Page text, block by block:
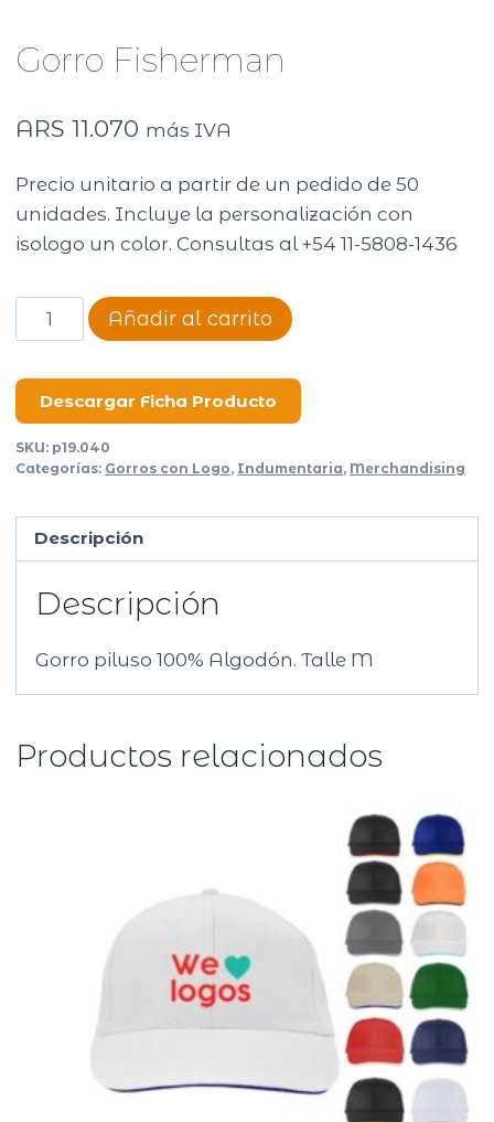
Gorro Fisherman
ARS 11.070 más IVA
Precio unitario a partir de un pedido de 50
unidades. Incluye la personalización con
isologo un color. Consultas al +54 11-5808-1436
Gorro
Fisherman
Añadir al carrito
Descargar Ficha Producto
SKU: p19.040
Categorías: Gorros con Logo, Indumentaria, Merchandising
Descripción
Descripción
Gorro piluso 100% Algodón. Talle M
Productos relacionados